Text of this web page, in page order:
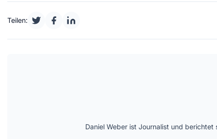
Teilen:
Daniel Weber ist Journalist und